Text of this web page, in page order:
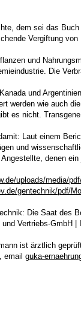
dem sei das Buch
Vergiftung
und
Die
und
werden wie auch
es nicht.
Laut einem
und
Angestellte, denen
uploads/media/
gentechnik/pdf/
Die Saat des
und Vertriebs-
ist ärztlich
email guka-